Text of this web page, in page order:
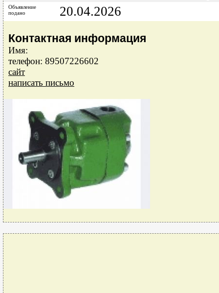
Объявление
подано
20.04.2026
Контактная информация
Имя:
телефон: 89507226602
сайт
написать письмо